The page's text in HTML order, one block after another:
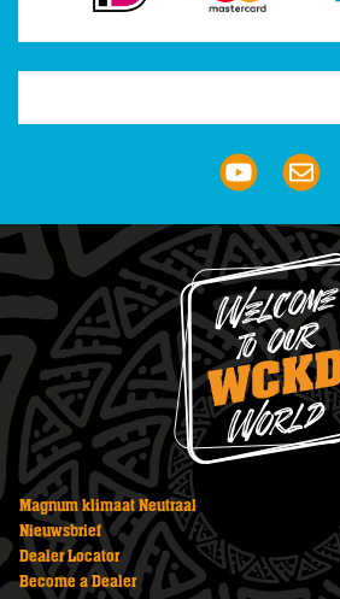
Magnum klimaat Neutraal
Nieuwsbrief
Dealer Locator
Become a Dealer